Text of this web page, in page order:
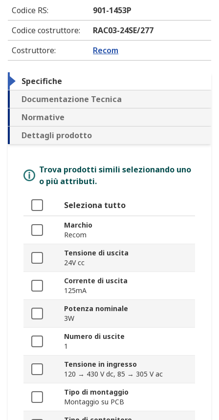
Codice RS:
901-1453P
Codice costruttore:
RAC03-24SE/277
Costruttore: Recom
Specifiche
Documentazione Tecnica
Normative
Dettagli prodotto
Trova prodotti simili selezionando uno
o più attributi.
Seleziona tutto
Marchio
Recom
Tensione di uscita
24V cc
Corrente di uscita
125mA
Potenza nominale
3W
Numero di uscite
1
Tensione in ingresso
120 → 430 V dc, 85 → 305 V ac
Tipo di montaggio
Montaggio su PCB